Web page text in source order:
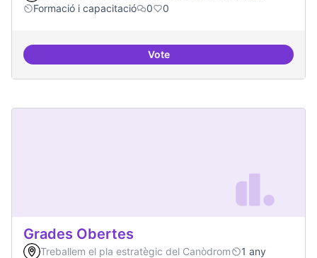
Formació i capacitació
0 0
VoteCol·laboració amb Torre
Grades Obertes
Treballem el pla estratègic del Canòdrom
1 any